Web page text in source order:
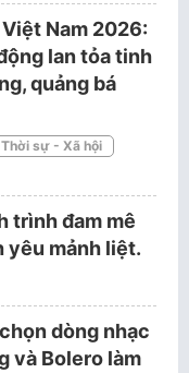
Nam 2026:
lan tỏa tinh
quảng bá
Thời sự - Xã hội
trình đam mê
yêu mảnh liệt.
dòng nhạc
và Bolero làm